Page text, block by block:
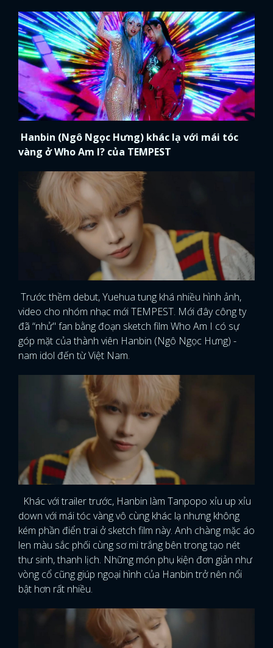
Hanbin (Ngô Ngọc Hưng) khác lạ với mái tóc
vàng ở Who Am I? của TEMPEST
Trước thềm debut, Yuehua tung khá nhiều hình ảnh,
video cho nhóm nhạc mới TEMPEST. Mới đây công ty
đã “nhử" fan bằng đoạn sketch film Who Am I có sự
góp mặt của thành viên Hanbin (Ngô Ngọc Hưng) -
nam idol đến từ Việt Nam.
Khác với trailer trước, Hanbin làm Tanpopo xỉu up xỉu
down với mái tóc vàng vô cùng khác lạ nhưng không
kém phần điển trai ở sketch film này. Anh chàng mặc áo
len màu sắc phối cùng sơ mi trắng bên trong tạo nét
thư sinh, thanh lịch. Những món phụ kiện đơn giản như
vòng cổ cũng giúp ngoại hình của Hanbin trở nên nổi
bật hơn rất nhiều.